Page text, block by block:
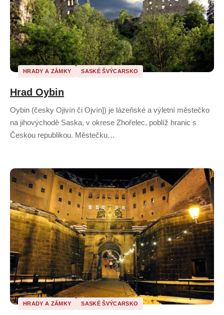
HRADY A ZÁMKY SASKÉ ŠVÝCARSKO
Hrad Oybin
Oybin (česky Ojivín či Ojvín]) je lázeňské a výletní městečko
na jihovýchodě Saska, v okrese Zhořelec, poblíž hranic s
Českou republikou. Městečku…
HRADY A ZÁMKY SASKÉ ŠVÝCARSKO